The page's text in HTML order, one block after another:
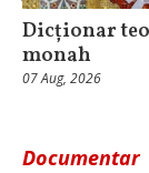
Dicționar
monah
07 Aug, 2026
Documentar